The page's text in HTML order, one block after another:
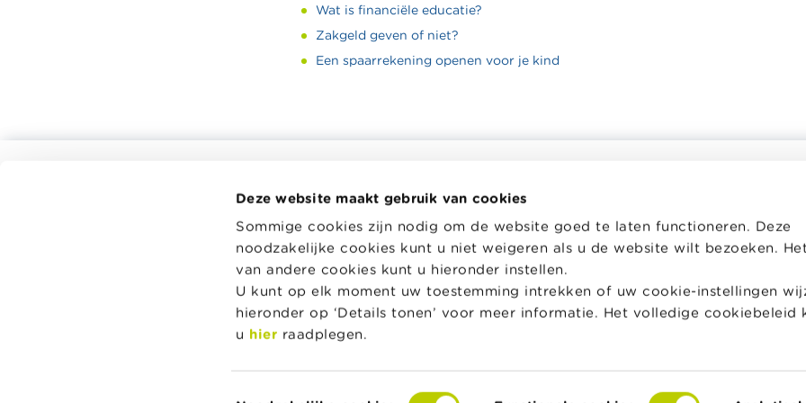
Deze website maakt gebruik van cookies
Sommige cookies zijn nodig om de website goed te laten functioneren. Deze
noodzakelijke cookies kunt u niet weigeren als u de website wilt bezoeken.
van andere cookies kunt u hieronder instellen.
U kunt op elk moment uw toestemming intrekken of uw cookie-instellingen
hieronder op ‘Details tonen’ voor meer informatie. Het volledige cookiebeleid
u hier raadplegen.
Wat is financiële educatie?
Zakgeld geven of niet?
Een spaarrekening openen voor je kind
Budget, betalen, lenen en verzekeren
Pensioen en pensioenvoorbereiding
Woning en hypothecaire lening
Wikifin.be helpt je bij financiële
beslissingen. Ze stelt gratis betrouwbare
en handige informatie ter beschikking,
onafhankelijk van private financiële
spelers.
Lees meer over Wikifin
pedagogisch lesmateriaal en
aan leerkrachten om hen te
Naar Wikifin School